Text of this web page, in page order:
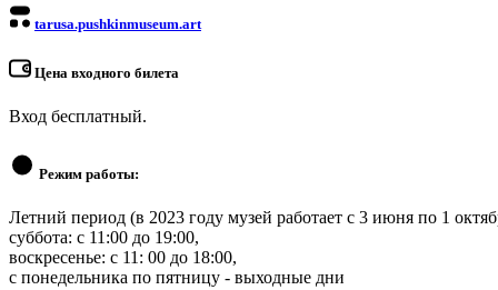
tarusa.pushkinmuseum.art
Цена входного билета
Вход бесплатный.
Режим работы:
Летний период (в 2023 году музей работает с 3 июня по 1
суббота: с 11:00 до 19:00,
воскресенье: с 11: 00 до 18:00,
с понедельника по пятницу - выходные дни